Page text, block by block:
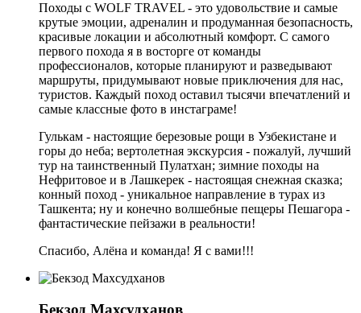
Походы с WOLF TRAVEL - это удовольствие и самые
крутые эмоции, адреналин и продуманная безопасность,
красивые локации и абсолютный комфорт. С самого
первого похода я в восторге от команды
профессионалов, которые планируют и разведывают
маршруты, придумывают новые приключения для нас,
туристов. Каждый поход оставил тысячи впечатлений и
самые классные фото в инстаграме!
Гулькам - настоящие березовые рощи в Узбекистане и
горы до неба; вертолетная экскурсия - пожалуй, лучший
тур на таинственный Пулатхан; зимние походы на
Нефритовое и в Лашкерек - настоящая снежная сказка;
конный поход - уникальное направление в турах из
Ташкента; ну и конечно волшебные пещеры Пешагора -
фантастические пейзажи в реальности!
Спасибо, Алёна и команда! Я с вами!!!
Бекзод Махсудханов